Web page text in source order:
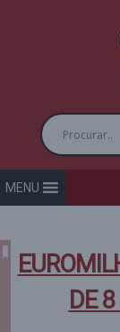
MENU
DE